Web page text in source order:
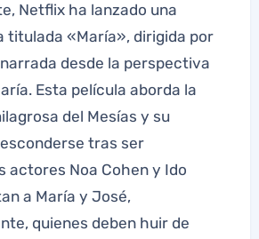
titulada «María», dirigida por
desde la perspectiva
Esta película aborda la
del Mesías y su
tras ser
actores Noa Cohen y Ido
a María y José,
quienes deben huir de